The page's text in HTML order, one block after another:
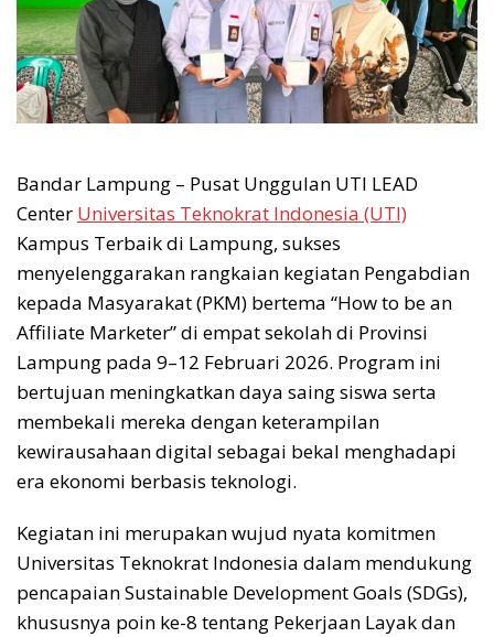
Bandar Lampung – Pusat Unggulan UTI LEAD
Center Universitas Teknokrat Indonesia (UTI)
Kampus Terbaik di Lampung, sukses
menyelenggarakan rangkaian kegiatan Pengabdian
kepada Masyarakat (PKM) bertema “How to be an
Affiliate Marketer” di empat sekolah di Provinsi
Lampung pada 9–12 Februari 2026. Program ini
bertujuan meningkatkan daya saing siswa serta
membekali mereka dengan keterampilan
kewirausahaan digital sebagai bekal menghadapi
era ekonomi berbasis teknologi.
Kegiatan ini merupakan wujud nyata komitmen
Universitas Teknokrat Indonesia dalam mendukung
pencapaian Sustainable Development Goals (SDGs),
khususnya poin ke-8 tentang Pekerjaan Layak dan